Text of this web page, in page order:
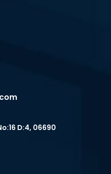
D:4, 06690